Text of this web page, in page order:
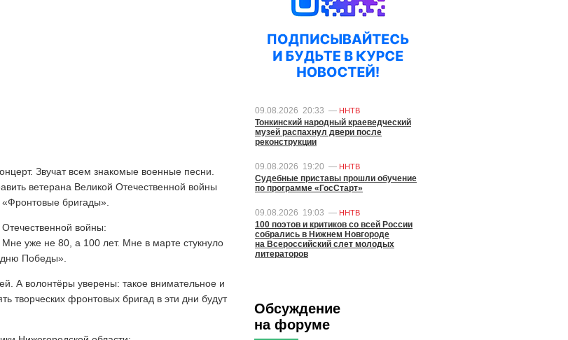
Звучат всем знакомые военные песни.
ветерана Великой Отечественной войны
бригады».
войны:
уже не 80, а 100 лет. Мне в марте стукнуло
дню Победы».
А волонтёры уверены: такое внимательное и
творческих фронтовых бригад в эти дни будут
09.08.2026 20:33 — ННТВ
Тонкинский народный краеведческий
музей распахнул двери после
реконструкции
09.08.2026 19:20 — ННТВ
Судебные приставы прошли обучение
по программе «ГосСтарт»
09.08.2026 19:03 — ННТВ
100 поэтов и критиков со всей России
собрались в Нижнем Новгороде
на Всероссийский слет молодых
литераторов
Обсуждение
на форуме